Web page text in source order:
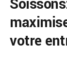
votre